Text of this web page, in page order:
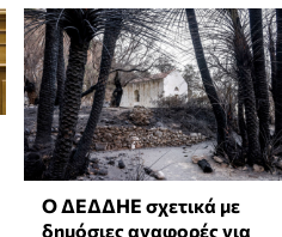
Ο ΔΕΔΔΗΕ σχετικά με
δημόσιες αναφορές για